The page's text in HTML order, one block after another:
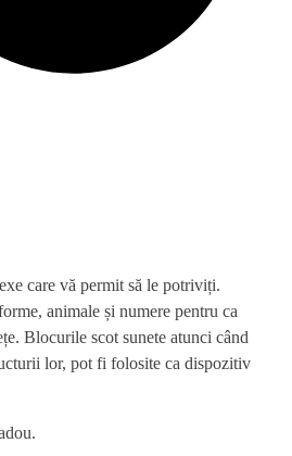
care vă permit să le potriviți.
animale și numere pentru ca
Blocurile scot sunete atunci când
lor, pot fi folosite ca dispozitiv